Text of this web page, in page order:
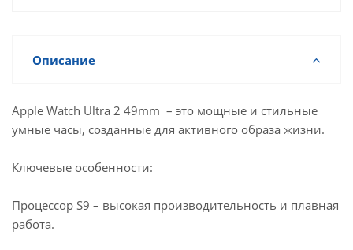
Описание
Apple Watch Ultra 2 49mm – это мощные и стильные
умные часы, созданные для активного образа жизни.
Ключевые особенности:
Процессор S9 – высокая производительность и плавная
работа.